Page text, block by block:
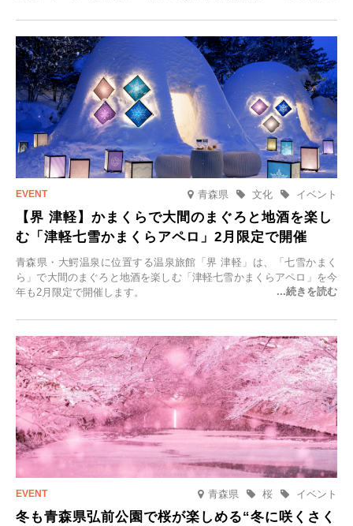
一組限定の宿だからこそ叶う、大切な人との特別な時間を体験いただ
けます。
青森県 イベント
文化
【界 津軽】かまくらで大間のまぐろと地酒を楽し
む「津軽七雪かまくらアペロ」2月限定で開催
青森県・大鰐温泉に位置する温泉旅館「界 津軽」は、「七雪かまく
ら」で大間のまぐろと地酒を楽しむ「津軽七雪かまくらアペロ」を今
年も2月限定で開催します。
青森県 イベント
桜
冬も青森県弘前公園で桜が楽しめる“冬に咲くさく